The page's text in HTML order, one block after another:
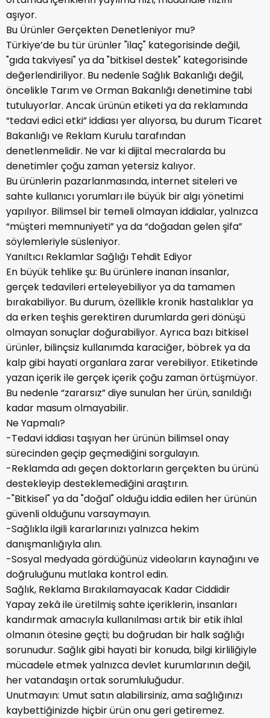
aşıyor.
Bu Ürünler Gerçekten Denetleniyor mu?
Türkiye’de bu tür ürünler "ilaç" kategorisinde değil,
"gıda takviyesi" ya da "bitkisel destek" kategorisinde
değerlendiriliyor. Bu nedenle Sağlık Bakanlığı değil,
öncelikle Tarım ve Orman Bakanlığı denetimine tabi
tutuluyorlar. Ancak ürünün etiketi ya da reklamında
“tedavi edici etki” iddiası yer alıyorsa, bu durum Ticaret
Bakanlığı ve Reklam Kurulu tarafından
denetlenmelidir. Ne var ki dijital mecralarda bu
denetimler çoğu zaman yetersiz kalıyor.
Bu ürünlerin pazarlanmasında, internet siteleri ve
sahte kullanıcı yorumları ile büyük bir algı yönetimi
yapılıyor. Bilimsel bir temeli olmayan iddialar, yalnızca
“müşteri memnuniyeti” ya da “doğadan gelen şifa”
söylemleriyle süsleniyor.
Yanıltıcı Reklamlar Sağlığı Tehdit Ediyor
En büyük tehlike şu: Bu ürünlere inanan insanlar,
gerçek tedavileri erteleyebiliyor ya da tamamen
bırakabiliyor. Bu durum, özellikle kronik hastalıklar ya
da erken teşhis gerektiren durumlarda geri dönüşü
olmayan sonuçlar doğurabiliyor. Ayrıca bazı bitkisel
ürünler, bilinçsiz kullanımda karaciğer, böbrek ya da
kalp gibi hayati organlara zarar verebiliyor. Etiketinde
yazan içerik ile gerçek içerik çoğu zaman örtüşmüyor.
Bu nedenle “zararsız” diye sunulan her ürün, sanıldığı
kadar masum olmayabilir.
Ne Yapmalı?
-Tedavi iddiası taşıyan her ürünün bilimsel onay
sürecinden geçip geçmediğini sorgulayın.
-Reklamda adı geçen doktorların gerçekten bu ürünü
destekleyip desteklemediğini araştırın.
-"Bitkisel" ya da "doğal" olduğu iddia edilen her ürünün
güvenli olduğunu varsaymayın.
-Sağlıkla ilgili kararlarınızı yalnızca hekim
danışmanlığıyla alın.
-Sosyal medyada gördüğünüz videoların kaynağını ve
doğruluğunu mutlaka kontrol edin.
Sağlık, Reklama Bırakılamayacak Kadar Ciddidir
Yapay zekâ ile üretilmiş sahte içeriklerin, insanları
kandırmak amacıyla kullanılması artık bir etik ihlal
olmanın ötesine geçti; bu doğrudan bir halk sağlığı
sorunudur. Sağlık gibi hayati bir konuda, bilgi kirliliğiyle
mücadele etmek yalnızca devlet kurumlarının değil,
her vatandaşın ortak sorumluluğudur.
Unutmayın: Umut satın alabilirsiniz, ama sağlığınızı
kaybettiğinizde hiçbir ürün onu geri getiremez.